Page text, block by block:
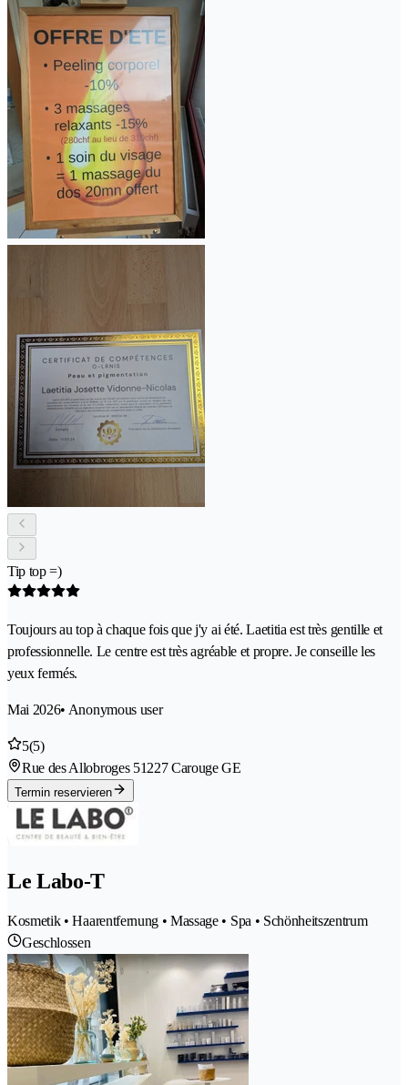
Tip top =)
Toujours au top à chaque fois que j'y ai été. Laetitia est très gentille et
professionnelle. Le centre est très agréable et propre. Je conseille les
yeux fermés.
Mai 2026• Anonymous user
5(5)
Rue des Allobroges 51227 Carouge GE
Termin reservieren
Le Labo-T
Kosmetik • Haarentfernung • Massage • Spa • Schönheitszentrum
Geschlossen